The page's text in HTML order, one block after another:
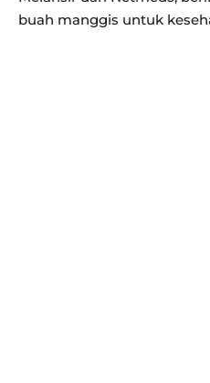
buah manggis untuk